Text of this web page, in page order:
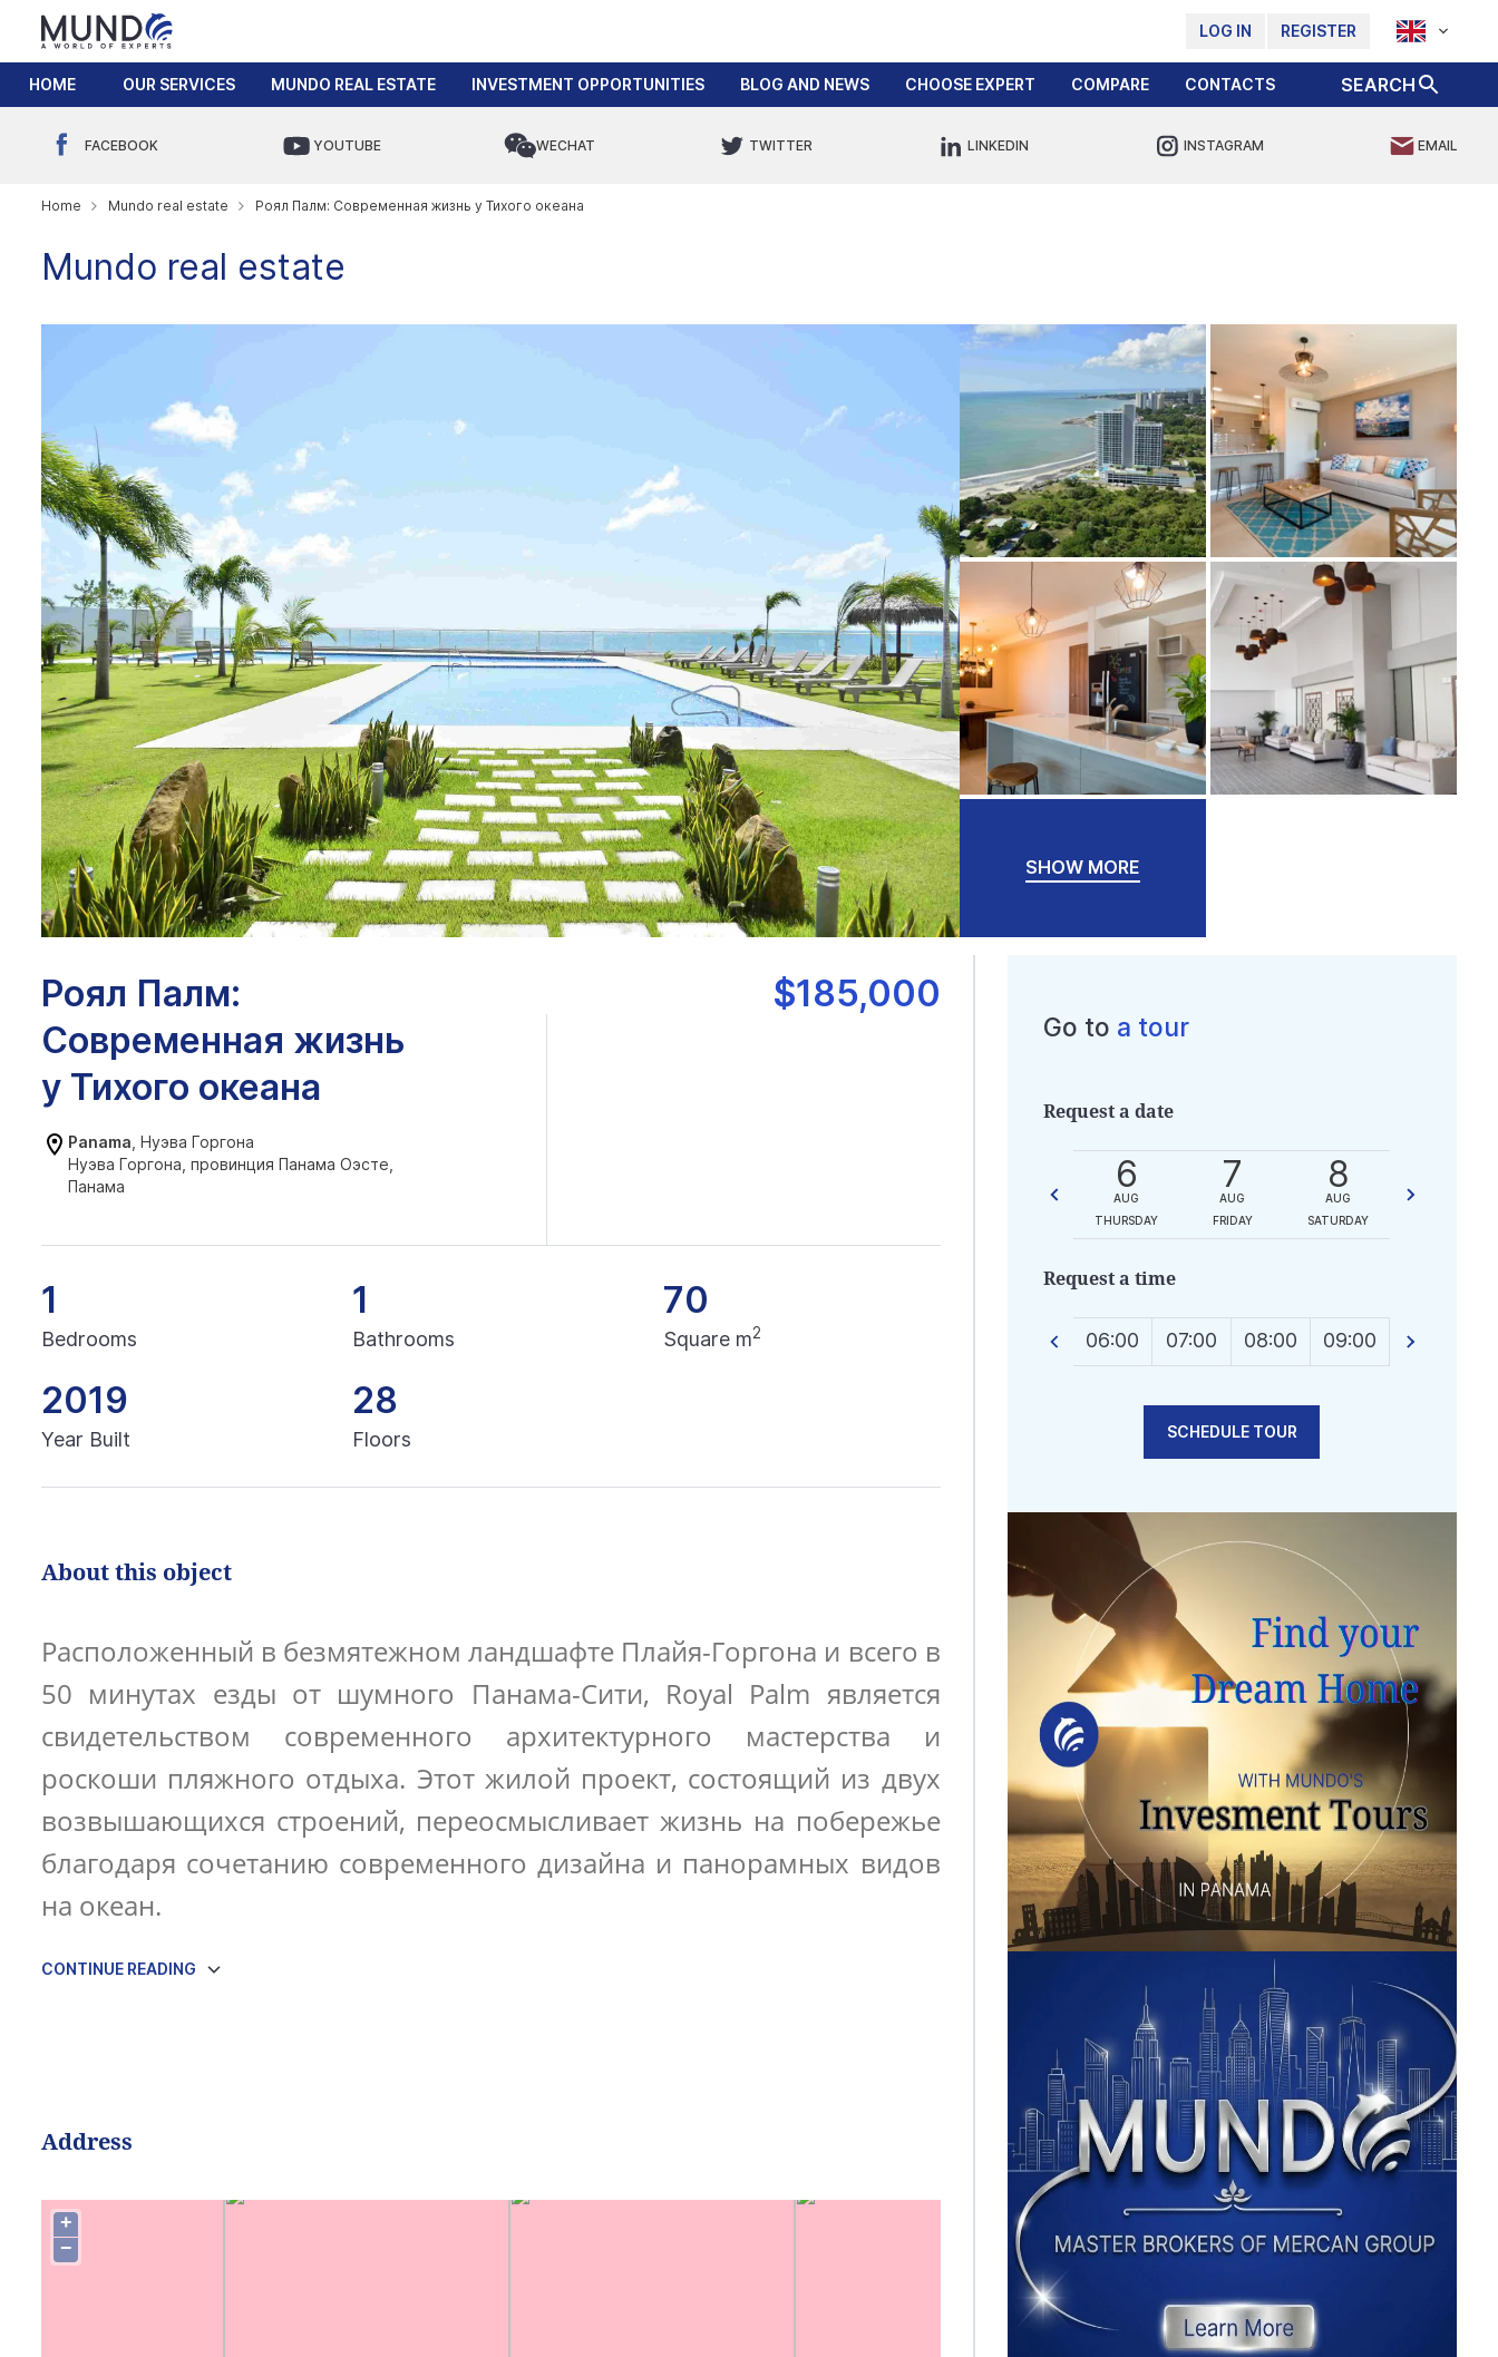
LOG IN REGISTER
HOME OUR SERVICES MUNDO REAL ESTATE INVESTMENT OPPORTUNITIES BLOG AND NEWS CHOOSE EXPERT COMPARE CONTACTS SEARCH
FACEBOOK YOUTUBE WECHAT TWITTER LINKEDIN INSTAGRAM EMAIL
Home Mundo real estate Роял Палм: Современная жизнь у Тихого океана
Mundo real estate
SHOW MORE
Роял Палм:
Современная жизнь
у Тихого океана
Panama , Нуэва Горгона
Нуэва Горгона, провинция Панама Оэсте,
Панама
$185,000
1
Bedrooms
1
Bathrooms
70
Square m2
2019
Year Built
28
Floors
About this object
Расположенный в безмятежном ландшафте Плайя-Горгона и всего в
50 минутах езды от шумного Панама-Сити, Royal Palm является
свидетельством современного архитектурного мастерства и
роскоши пляжного отдыха. Этот жилой проект, состоящий из двух
возвышающихся строений, переосмысливает жизнь на побережье
благодаря сочетанию современного дизайна и панорамных видов
на океан.
CONTINUE READING
Address
+
−
Go to a tour
Request a date
6
AUG
THURSDAY
7
AUG
FRIDAY
8
AUG
SATURDAY
Request a time
23:00 06:00 07:00 08:00 09:00 10:00
SCHEDULE TOUR